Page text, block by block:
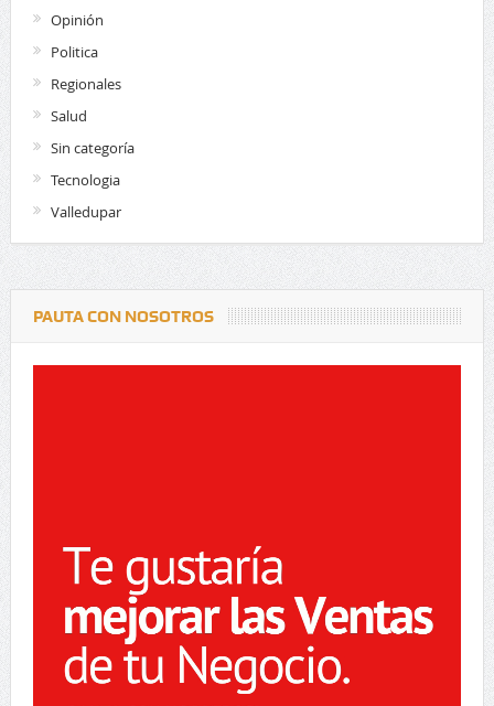
Opinión
Politica
Regionales
Salud
Sin categoría
Tecnologia
Valledupar
PAUTA CON NOSOTROS